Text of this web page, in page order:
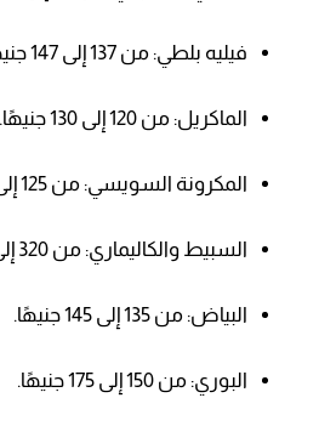
فيليه بلطي: من 137 إلى 147 جنيهًا.
الماكريل: من 120 إلى 130 جنيهًا.
المكرونة السويسي: من 125 إلى 140 جنيهًا.
السبيط والكاليماري: من 320 إلى 450 جنيهًا.
البياض: من 135 إلى 145 جنيهًا.
البوري: من 150 إلى 175 جنيهًا.